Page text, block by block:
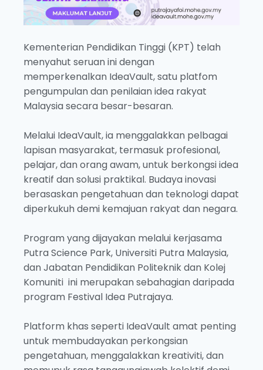
Kementerian Pendidikan Tinggi (KPT) telah
menyahut seruan ini dengan
memperkenalkan IdeaVault, satu platfom
pengumpulan dan penilaian idea rakyat
Malaysia secara besar-besaran.
Melalui IdeaVault, ia menggalakkan pelbagai
lapisan masyarakat, termasuk profesional,
pelajar, dan orang awam, untuk berkongsi idea
kreatif dan solusi praktikal. Budaya inovasi
berasaskan pengetahuan dan teknologi dapat
diperkukuh demi kemajuan rakyat dan negara.
Program yang dijayakan melalui kerjasama
Putra Science Park, Universiti Putra Malaysia,
dan Jabatan Pendidikan Politeknik dan Kolej
Komuniti ini merupakan sebahagian daripada
program Festival Idea Putrajaya.
Platform khas seperti IdeaVault amat penting
untuk membudayakan perkongsian
pengetahuan, menggalakkan kreativiti, dan